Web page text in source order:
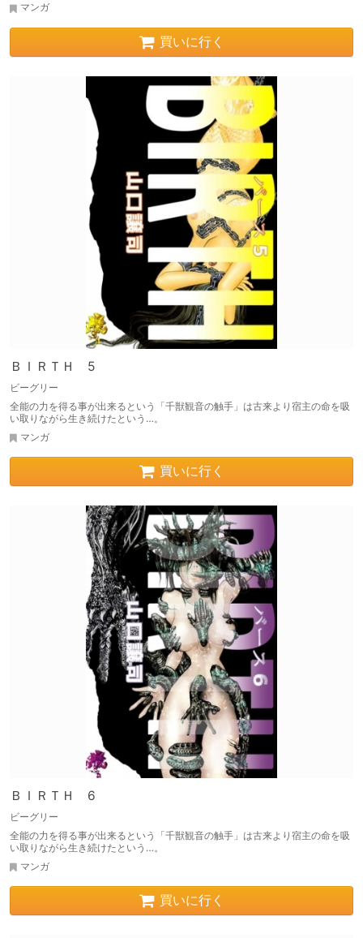
マンガ
買いに行く
ＢＩＲＴＨ 5
ビーグリー
全能の力を得る事が出来るという「千獣観音の触手」は古来より宿主の命を吸
い取りながら生き続けたという…。
マンガ
買いに行く
ＢＩＲＴＨ 6
ビーグリー
全能の力を得る事が出来るという「千獣観音の触手」は古来より宿主の命を吸
い取りながら生き続けたという…。
マンガ
買いに行く